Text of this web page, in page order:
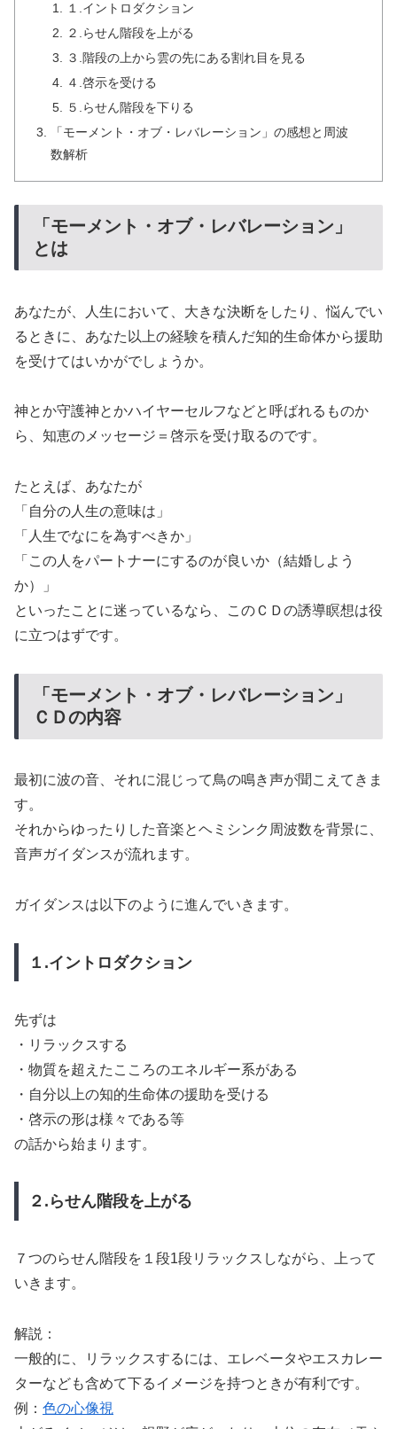
１.イントロダクション
２.らせん階段を上がる
３.階段の上から雲の先にある割れ目を見る
４.啓示を受ける
５.らせん階段を下りる
「モーメント・オブ・レバレーション」の感想と周波
数解析
「モーメント・オブ・レバレーション」
とは
あなたが、人生において、大きな決断をしたり、悩んでい
るときに、あなた以上の経験を積んだ知的生命体から援助
を受けてはいかがでしょうか。
神とか守護神とかハイヤーセルフなどと呼ばれるものか
ら、知恵のメッセージ＝啓示を受け取るのです。
たとえば、あなたが
「自分の人生の意味は」
「人生でなにを為すべきか」
「この人をパートナーにするのが良いか（結婚しよう
か）」
といったことに迷っているなら、このＣＤの誘導瞑想は役
に立つはずです。
「モーメント・オブ・レバレーション」
ＣＤの内容
最初に波の音、それに混じって鳥の鳴き声が聞こえてきま
す。
それからゆったりした音楽とヘミシンク周波数を背景に、
音声ガイダンスが流れます。
ガイダンスは以下のように進んでいきます。
１.イントロダクション
先ずは
・リラックスする
・物質を超えたこころのエネルギー系がある
・自分以上の知的生命体の援助を受ける
・啓示の形は様々である等
の話から始まります。
２.らせん階段を上がる
７つのらせん階段を１段1段リラックスしながら、上って
いきます。
解説：
一般的に、リラックスするには、エレベータやエスカレー
ターなども含めて下るイメージを持つときが有利です。
例： 色の心像視